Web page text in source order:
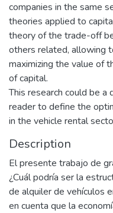
companies in the same
theories applied to
theory of the trade-off
others related, allowing
maximizing the value of
of capital.
This research could be
reader to define the
in the vehicle rental
Description
El presente trabajo de
¿Cuál podría ser la
de alquiler de vehículos
en cuenta que la